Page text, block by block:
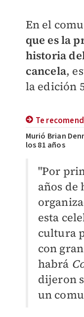
En el
que es la
historia
cancela,
la edición
Te
Murió Brian
los 81 años
"Por
años de
esta
cultura
con
habrá
dijeron
un